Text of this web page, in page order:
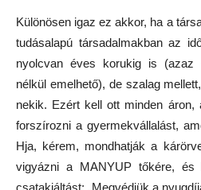
Különösen igaz ez akkor, ha a
tudásalapú társadalmakban az
nyolcvan éves korukig is (azaz
nélkül emelhető), de szalag
nekik. Ezért kell ott minden
forszírozni a gyermekvállalást,
Hja, kérem, mondhatják a
vigyázni a MANYUP tőkére, és